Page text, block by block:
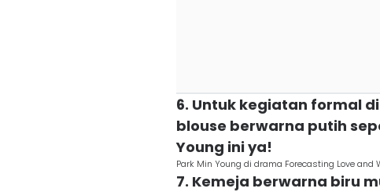
6. Untuk kegiatan formal
blouse berwarna putih
Young ini ya!
Park Min Young di drama Forecasting Love
7. Kemeja berwarna biru